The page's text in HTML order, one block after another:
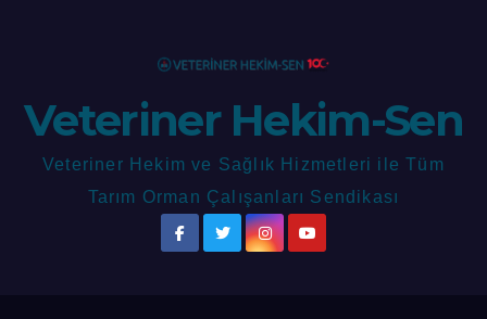
Veteriner Hekim-Sen
Veteriner Hekim ve Sağlık Hizmetleri ile Tüm
Tarım Orman Çalışanları Sendikası